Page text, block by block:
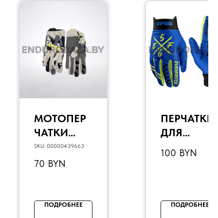
МОТОПЕР
ЧАТКИ
КРОССОВ
ЫЕ 100% (L,
SKU: 00000439663
70 BYN
ПОДРОБНЕЕ
ПЕРЧАТКИ
ДЛЯ
КРОССА
EF56
СИНИЙ/
100 BYN
ПОДРОБНЕЕ